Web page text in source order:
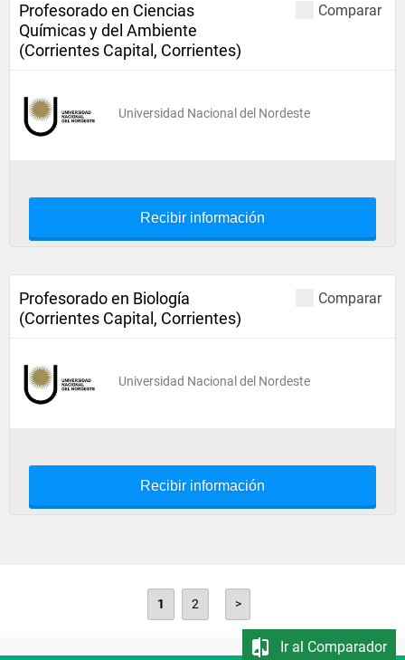
Comparar
Profesorado en Ciencias
Químicas y del Ambiente
(Corrientes Capital, Corrientes)
Universidad Nacional del Nordeste
Recibir información
Comparar
Profesorado en Biología
(Corrientes Capital, Corrientes)
Universidad Nacional del Nordeste
Recibir información
1 2 >
Ir al Comparador